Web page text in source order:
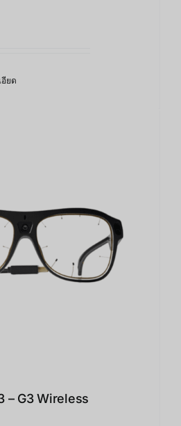
อียด
– G3 Wireless